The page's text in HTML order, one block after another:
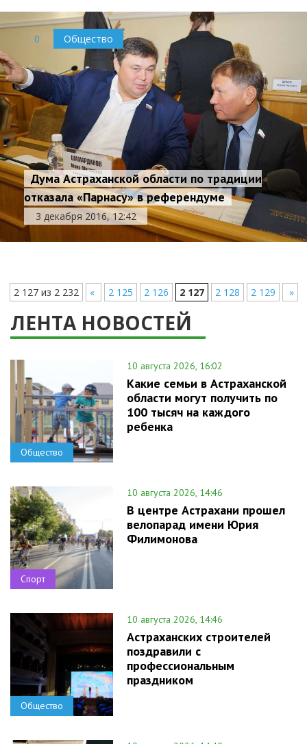
0 Общество
Дума Астраханской области по традиции
отказала «Парнасу» в референдуме
3 декабря 2016, 12:42
2 127 из 2 232 « 2 125 2 126 2 127 2 128 2 129 »
ЛЕНТА НОВОСТЕЙ
Общество
10 августа 2026, 16:02
Какие семьи в Астраханской
области могут получить по
100 тысяч на каждого
ребенка
Спорт
10 августа 2026, 14:46
В центре Астрахани прошел
велопарад имени Юрия
Филимонова
Общество
10 августа 2026, 14:46
Астраханских строителей
поздравили с
профессиональным
праздником